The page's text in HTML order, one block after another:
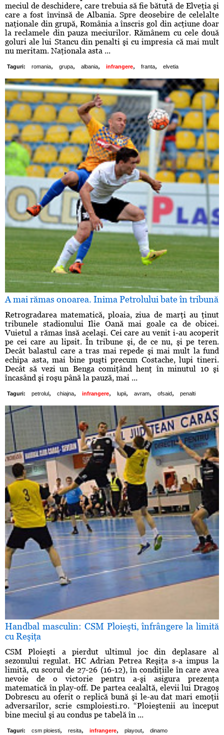
meciul de deschidere, care trebuia să fie bătută de Elveţia şi
care a fost învinsă de Albania. Spre deosebire de celelalte
naţionale din grupă, România a înscris gol din acţiune doar
la reclamele din pauza meciurilor. Rămânem cu cele două
goluri ale lui Stancu din penalti şi cu impresia că mai mult
nu meritam. Naţionala asta ...
Taguri: romania, grupa, albania, infrangere, franta, elvetia
A mai rămas onoarea. Inima Petrolului bate în tribună
Retrogradarea matematică, ploaia, ziua de marţi au ţinut
tribunele stadionului Ilie Oană mai goale ca de obicei.
Vuietul a rămas însă acelaşi. Cei care au venit i-au acoperit
pe cei care au lipsit. În tribune şi, de ce nu, şi pe teren.
Decât balastul care a tras mai repede şi mai mult la fund
echipa asta, mai bine puşti precum Costache, lupi tineri.
Decât să vezi un Benga comiţând henţ în minutul 10 şi
încasând şi roşu până la pauză, mai ...
Taguri: petrolul , chiajna, infrangere, lupii, avram, ofsaid, penalti
Handbal masculin: CSM Ploieşti, înfrângere la limită
cu Reşiţa
CSM Ploieşti a pierdut ultimul joc din deplasare al
sezonului regulat. HC Adrian Petrea Reşiţa s-a impus la
limită, cu scorul de 27-26 (16-12), în condiţiile în care avea
nevoie de o victorie pentru a-şi asigura prezenţa
matematică în play-off. De partea cealaltă, elevii lui Dragoş
Dobrescu au oferit o replică bună şi le-au dat mari emoţii
adversarilor, scrie csmploiesti.ro. “Ploieştenii au început
bine meciul şi au condus pe tabelă în ...
Taguri: csm ploiesti, resita, infrangere, playout, dinamo